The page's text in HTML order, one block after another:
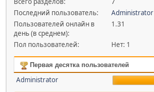
Последний пользователь:
Administrator
Пользователей онлайн в
день (в среднем):
1.31
Пол пользователей: Нет: 1
Первая десятка пользователей
Administrator